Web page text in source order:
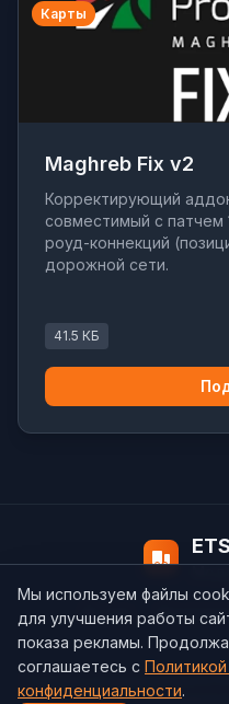
Карты
Maghreb Fix v2
Корректирующий
совместимый с патчем
роуд-коннекций
дорожной сети.
41.5 КБ
О нас
Политика конфиденциальности
Мы используем файлы
для улучшения работы
показа рекламы.
соглашаетесь с
конфиденциальности.